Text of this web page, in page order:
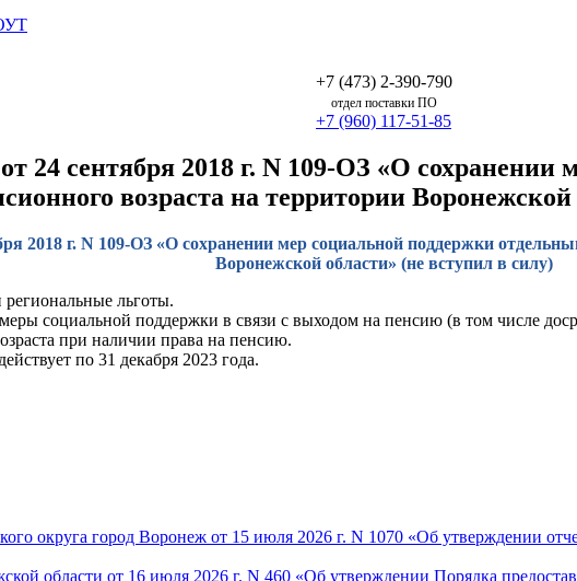
+7 (473) 2-390-790
отдел поставки ПО
+7 (960) 117-51-85
24 сентября 2018 г. N 109-ОЗ «О
возраста на территории
2018 г. N 109-ОЗ «О сохранении мер социальной поддержки
Воронежской области» (не вступил в силу)
льготы.
социальной поддержки в связи с выходом на пенсию (в том числе
при наличии права на пенсию.
по 31 декабря 2023 года.
округа город Воронеж от 15 июля 2026 г. N 1070 «Об утверждении
области от 16 июля 2026 г. N 460 «Об утверждении Порядка